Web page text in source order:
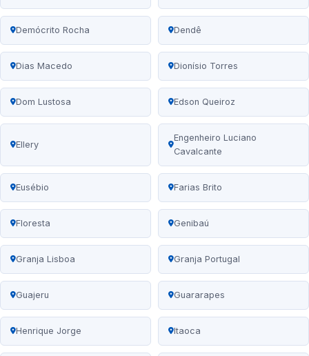
Demócrito Rocha Dendê
Dias Macedo Dionísio Torres
Dom Lustosa Edson Queiroz
Ellery
Engenheiro Luciano
Cavalcante
Eusébio Farias Brito
Floresta Genibaú
Granja Lisboa Granja Portugal
Guajeru Guararapes
Henrique Jorge Itaoca